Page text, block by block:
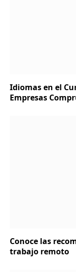
Idiomas en el
Empresas
Conoce las
trabajo remoto